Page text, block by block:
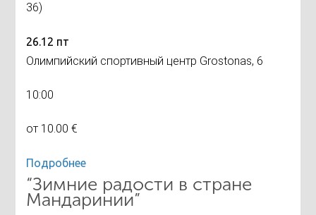
36)
26.12 пт
Олимпийский спортивный центр Grostonas, 6
10:00
от 10.00 €
Подробнее
“Зимние радости в стране
Мандаринии”